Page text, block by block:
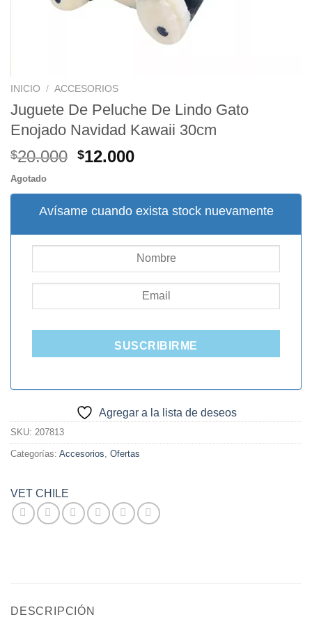
INICIO / ACCESORIOS
Juguete De Peluche De Lindo Gato
Enojado Navidad Kawaii 30cm
$20.000 El
original
era:
$12.000El
actual
es:
Agotado
Avísame cuando exista stock nuevamente
SUSCRIBIRME
Agregar a la lista de deseos
SKU: 207813
Categorías: Accesorios Ofertas
VET CHILE
DESCRIPCIÓN